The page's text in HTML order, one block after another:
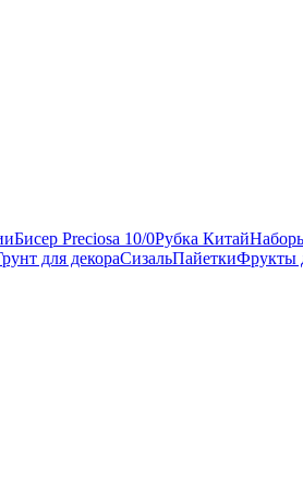
Бисер Preciosa 10/0Рубка Китай
для декораСизальПайеткиФрукты